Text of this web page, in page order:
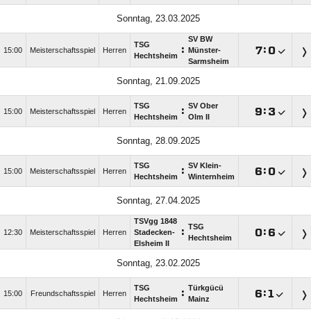
Sonntag, 23.03.2025
15:00 Meisterschaftsspiel Herren
TSG
Hechtsheim :
SV BW
Münster-
Sarmsheim
: 
Sonntag, 21.09.2025
15:00 Meisterschaftsspiel Herren
TSG
Hechtsheim : SV Ober
Olm II
: 
Sonntag, 28.09.2025
15:00 Meisterschaftsspiel Herren
TSG
Hechtsheim : SV Klein-
Winternheim
: 
Sonntag, 27.04.2025
12:30 Meisterschaftsspiel Herren
TSVgg 1848
Stadecken-
Elsheim II
: TSG
Hechtsheim
: 
Sonntag, 23.02.2025
15:00 Freundschaftsspiel Herren
TSG
Hechtsheim : Türkgücü
Mainz
: